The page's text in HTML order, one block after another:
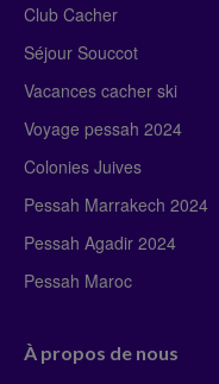
Club Cacher
Séjour Souccot
Vacances cacher ski
Voyage pessah 2024
Colonies Juives
Pessah Marrakech 2024
Pessah Agadir 2024
Pessah Maroc
À propos de nous